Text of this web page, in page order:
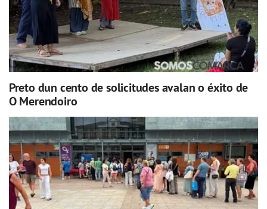
Preto dun cento de solicitudes avalan o éxito de
O Merendoiro